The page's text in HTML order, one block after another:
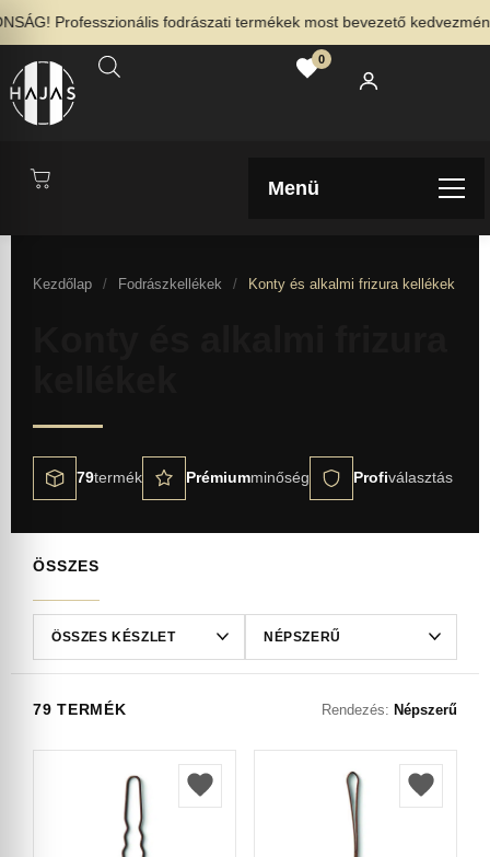
Professzionális fodrászati termékek most bevezető
0
Menü
Kezdőlap / Fodrászkellékek / Konty és alkalmi frizura kellékek
79termék Prémiumminőség Profiválasztás
ÖSSZES
79 TERMÉK Rendezés: Népszerű